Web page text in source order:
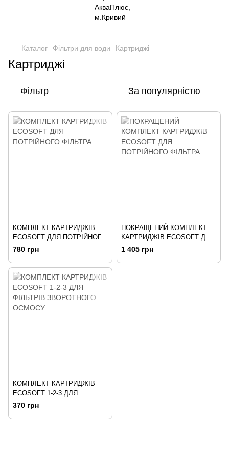
Каталог Фільтри для води Картриджі
Картриджі
Фільтр За популярністю
КОМПЛЕКТ КАРТРИДЖІВ
ECOSOFT ДЛЯ ПОТРІЙНОГО
ФІЛЬТРА
780 грн
ПОКРАЩЕНИЙ КОМПЛЕКТ
КАРТРИДЖІВ ECOSOFT ДЛЯ
ПОТРІЙНОГО ФІЛЬТРА
1 405 грн
КОМПЛЕКТ КАРТРИДЖІВ
ECOSOFT 1-2-3 ДЛЯ
ФІЛЬТРІВ ЗВОРОТНОГО
ОСМОСУ
370 грн